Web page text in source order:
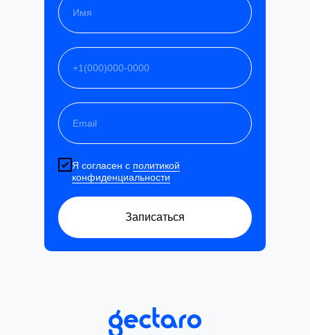
Я согласен с политикой
конфиденциальности
Записаться